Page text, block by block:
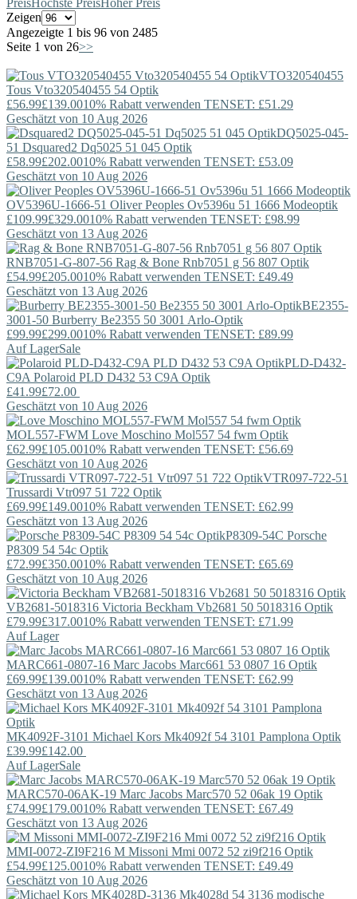
Zeigen
Angezeigte 1 bis 96 von 2485
Seite 1 von 26>>
VTO320540455
Tous Vto320540455 54 Optik
£56.99£139.0010% Rabatt verwenden TENSET: £51.29
Geschätzt von 10 Aug 2026
DQ5025-045-
51 Dsquared2 Dq5025 51 045 Optik
£58.99£202.0010% Rabatt verwenden TENSET: £53.09
Geschätzt von 10 Aug 2026
OV5396U-1666-51 Oliver Peoples Ov5396u 51 1666 Modeoptik
£109.99£329.0010% Rabatt verwenden TENSET: £98.99
Geschätzt von 13 Aug 2026
RNB7051-G-807-56 Rag & Bone Rnb7051 g 56 807 Optik
£54.99£205.0010% Rabatt verwenden TENSET: £49.49
Geschätzt von 13 Aug 2026
BE2355-
3001-50 Burberry Be2355 50 3001 Arlo-Optik
£99.99£299.0010% Rabatt verwenden TENSET: £89.99
Auf LagerSale
PLD-D432-
C9A Polaroid PLD D432 53 C9A Optik
£41.99£72.00
Geschätzt von 10 Aug 2026
MOL557-FWM Love Moschino Mol557 54 fwm Optik
£62.99£105.0010% Rabatt verwenden TENSET: £56.69
Geschätzt von 10 Aug 2026
VTR097-722-51
Trussardi Vtr097 51 722 Optik
£69.99£149.0010% Rabatt verwenden TENSET: £62.99
Geschätzt von 13 Aug 2026
P8309-54C Porsche
P8309 54 54c Optik
£72.99£350.0010% Rabatt verwenden TENSET: £65.69
Geschätzt von 10 Aug 2026
VB2681-5018316 Victoria Beckham Vb2681 50 5018316 Optik
£79.99£317.0010% Rabatt verwenden TENSET: £71.99
Auf Lager
MARC661-0807-16 Marc Jacobs Marc661 53 0807 16 Optik
£69.99£139.0010% Rabatt verwenden TENSET: £62.99
Geschätzt von 13 Aug 2026
MK4092F-3101 Michael Kors Mk4092f 54 3101 Pamplona Optik
£39.99£142.00
Auf LagerSale
MARC570-06AK-19 Marc Jacobs Marc570 52 06ak 19 Optik
£74.99£179.0010% Rabatt verwenden TENSET: £67.49
Geschätzt von 13 Aug 2026
MMI-0072-ZI9F216 M Missoni Mmi 0072 52 zi9f216 Optik
£54.99£125.0010% Rabatt verwenden TENSET: £49.49
Geschätzt von 10 Aug 2026